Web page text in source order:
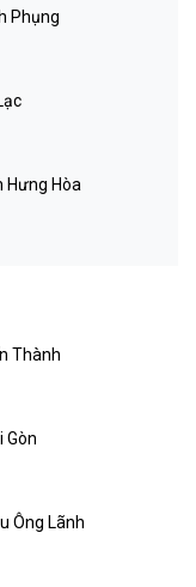
Phụng
Hưng Hòa
Thành
Gòn
Ông Lãnh